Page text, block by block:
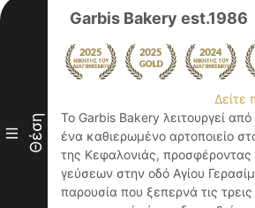
III Θέση
Garbis Bakery est.1986
Δείτε
Το Garbis Bakery λειτουργεί
ένα καθιερωμένο αρτοποιείο
της Κεφαλονιάς, προσφέροντας
γεύσεων στην οδό Αγίου
παρουσία που ξεπερνά τις